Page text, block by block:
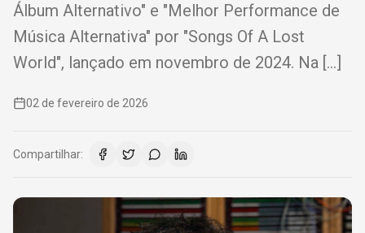
Álbum Alternativo" e "Melhor Performance de
Música Alternativa" por "Songs Of A Lost
World", lançado em novembro de 2024. Na […]
02 de fevereiro de 2026
Compartilhar: